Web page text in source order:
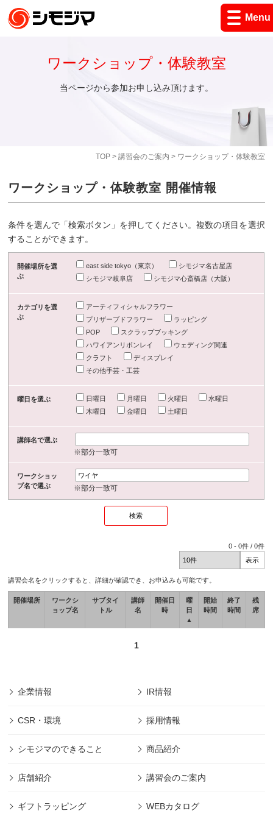
Menu
TOP> 講習会のご案内 > ワークショップ・体験教室
ワークショップ・体験教室
当ページから参加お申し込み頂けます。
ワークショップ・体験教室 開催情報
条件を選んで「検索ボタン」を押してください。複数の項目を選択
することができます。
開催場所を選
ぶ
east side tokyo（東京）
シモジマ名古屋店
シモジマ岐阜店
シモジマ心斎橋店（大阪）
カテゴリを選
ぶ
アーティフィシャルフラワー
プリザーブドフラワー
ラッピング
POP
スクラップブッキング
ハワイアンリボンレイ
ウェディング関連
クラフト
ディスプレイ
その他手芸・工芸
曜日を選ぶ 日曜日 月曜日 火曜日
水曜日
木曜日
金曜日 土曜日
講師名で選ぶ
※部分一致可
ワークショッ
プ名で選ぶ
※部分一致可
0 -0件 /0件
講習会名をクリックすると、詳細が確認でき、お申込みも可能です。
開催場所
ワークシ
ョップ名
サブタイ
トル
講師
名
開催日
時
曜
日
▲
開始
時間
終了
時間
残
席
1
企業情報 IR情報
CSR・環境 採用情報
シモジマのできること 商品紹介
店舗紹介 講習会のご案内
ギフトラッピング WEBカタログ